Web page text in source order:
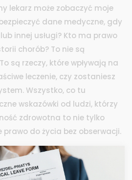
lekarz może zobaczyć moje
dane medyczne, gdy
innej usługi? Kto ma prawo
chorób? To nie są
są rzeczy, które wpływają na
leczenie, czy zostaniesz
Wszystko, co tu
wskazówki od ludzi, którzy
zdrowotna to nie tylko
do życia bez obserwacji.